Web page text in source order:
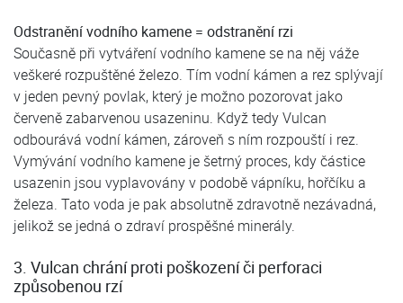
Odstranění vodního kamene = odstranění rzi
Současně při vytváření vodního kamene se na něj váže
veškeré rozpuštěné železo. Tím vodní kámen a rez splývají
v jeden pevný povlak, který je možno pozorovat jako
červeně zabarvenou usazeninu. Když tedy Vulcan
odbourává vodní kámen, zároveň s ním rozpouští i rez.
Vymývání vodního kamene je šetrný proces, kdy částice
usazenin jsou vyplavovány v podobě vápníku, hořčíku a
železa. Tato voda je pak absolutně zdravotně nezávadná,
jelikož se jedná o zdraví prospěšné minerály.
3. Vulcan chrání proti poškození či perforaci
způsobenou rzí